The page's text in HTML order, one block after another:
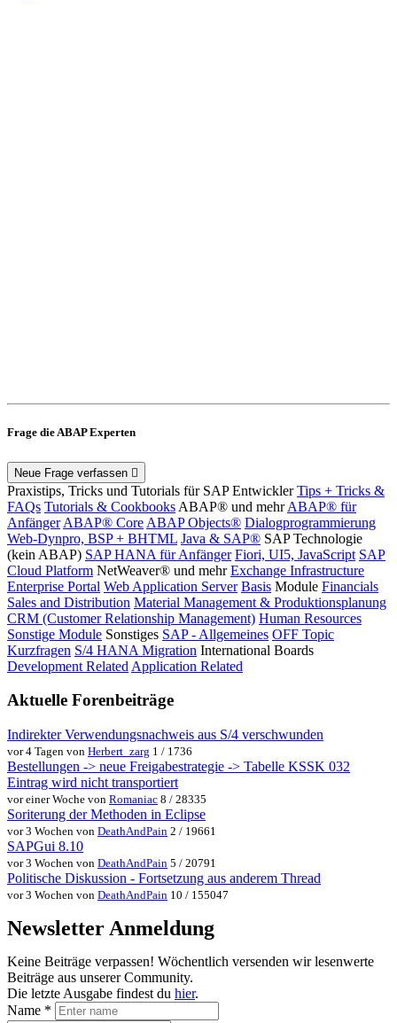
Frage die ABAP Experten
Neue Frage verfassen
Praxistips, Tricks und Tutorials für SAP Entwickler Tips + Tricks &
FAQs Tutorials & Cookbooks ABAP® und mehr ABAP® für
Anfänger ABAP® Core ABAP Objects® Dialogprogrammierung
Web-Dynpro, BSP + BHTML Java & SAP® SAP Technologie
(kein ABAP) SAP HANA für Anfänger Fiori, UI5, JavaScript SAP
Cloud Platform NetWeaver® und mehr Exchange Infrastructure
Enterprise Portal Web Application Server Basis Module Financials
Sales and Distribution Material Management & Produktionsplanung
CRM (Customer Relationship Management) Human Resources
Sonstige Module Sonstiges SAP - Allgemeines OFF Topic
Kurzfragen S/4 HANA Migration International Boards
Development Related Application Related
Aktuelle Forenbeiträge
Indirekter Verwendungsnachweis aus S/4 verschwunden
vor 4 Tagen von Herbert_zarg 1 / 1736
Bestellungen -> neue Freigabestrategie -> Tabelle KSSK 032
Eintrag wird nicht transportiert
vor einer Woche von Romaniac 8 / 28335
Soriterung der Methoden in Eclipse
vor 3 Wochen von DeathAndPain 2 / 19661
SAPGui 8.10
vor 3 Wochen von DeathAndPain 5 / 20791
Politische Diskussion - Fortsetzung aus anderem Thread
vor 3 Wochen von DeathAndPain 10 / 155047
Newsletter Anmeldung
Keine Beiträge verpassen! Wöchentlich versenden wir lesenwerte
Beiträge aus unserer Community.
Die letzte Ausgabe findest du hier.
Name *